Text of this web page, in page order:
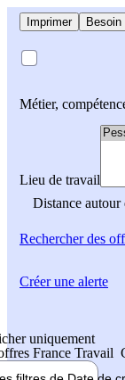
Imprimer
Métier,
Lieu de travail
Distance
Rechercherdes
uniquement
France Travail
Créer une alerte